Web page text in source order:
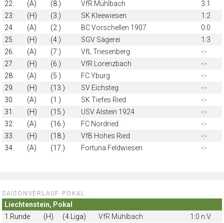
22.
(A) (8.) VfR Mühlbach
3:1
23.
(H) (3.) SK Kleewiesen
1:2
24.
(A) (2.) BC Vorschellen 1907
0:0
25.
(H) (4.) SGV Sägerei
1:3
26.
(A) (7.) VfL Triesenberg
-:-
27.
(H) (6.) VfR Lorenzbach
-:-
28.
(A) (5.) FC Yburg
-:-
29.
(H) (13.) SV Eichsteg
-:-
30.
(A) (1.) SK Tiefes Ried
-:-
31.
(H) (15.) USV Alstein 1924
-:-
32.
(A) (16.) FC Nordried
-:-
33.
(H) (18.) VfB Hohes Ried
-:-
34.
(A) (17.) Fortuna Feldwiesen -:-
SAISONVERLAUF POKAL:
Liechtenstein, Pokal
1.Runde
(H) (4.Liga) VfR Mühlbach
1:0 n.V.